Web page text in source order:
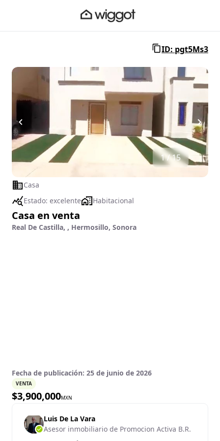
ID: pgt5Ms3
1 / 15
Casa
Estado: excelente Habitacional
Casa en venta
Real De Castilla, , Hermosillo, Sonora
Fecha de publicación: 25 de junio de 2026
VENTA
$3,900,000MXN
Luis De La Vara
Asesor inmobiliario de Promocion Activa B.R.